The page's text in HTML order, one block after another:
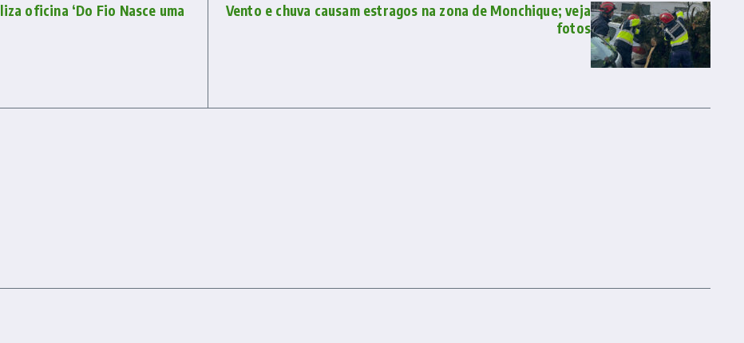
oficina ‘Do Fio Nasce uma
Vento e chuva causam estragos na zona de Monchique; veja
fotos